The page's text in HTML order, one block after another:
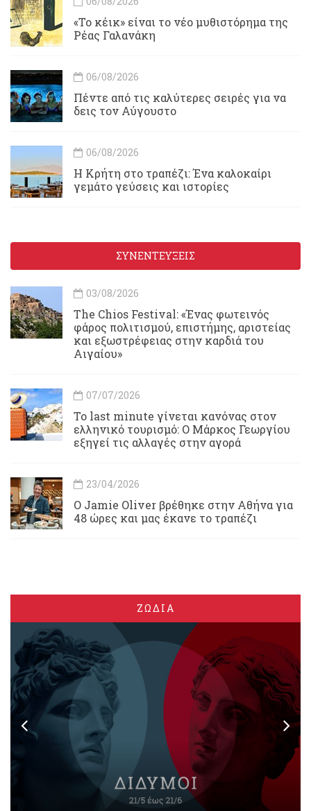
«Το κέικ» είναι το νέο μυθιστόρημα της
Ρέας Γαλανάκη
06/08/2026
Πέντε από τις καλύτερες σειρές για να
δεις τον Αύγουστο
06/08/2026
Η Κρήτη στο τραπέζι: Ένα καλοκαίρι
γεμάτο γεύσεις και ιστορίες
ΣΥΝΕΝΤΕΥΞΕΙΣ
03/08/2026
Τhe Chios Festival: «Ένας φωτεινός
φάρος πολιτισμού, επιστήμης, αριστείας
και εξωστρέφειας στην καρδιά του
Αιγαίου»
07/07/2026
Το last minute γίνεται κανόνας στον
ελληνικό τουρισμό: Ο Μάρκος Γεωργίου
εξηγεί τις αλλαγές στην αγορά
23/04/2026
Ο Jamie Oliver βρέθηκε στην Αθήνα για
48 ώρες και μας έκανε το τραπέζι
ΖΩΔΙΑ